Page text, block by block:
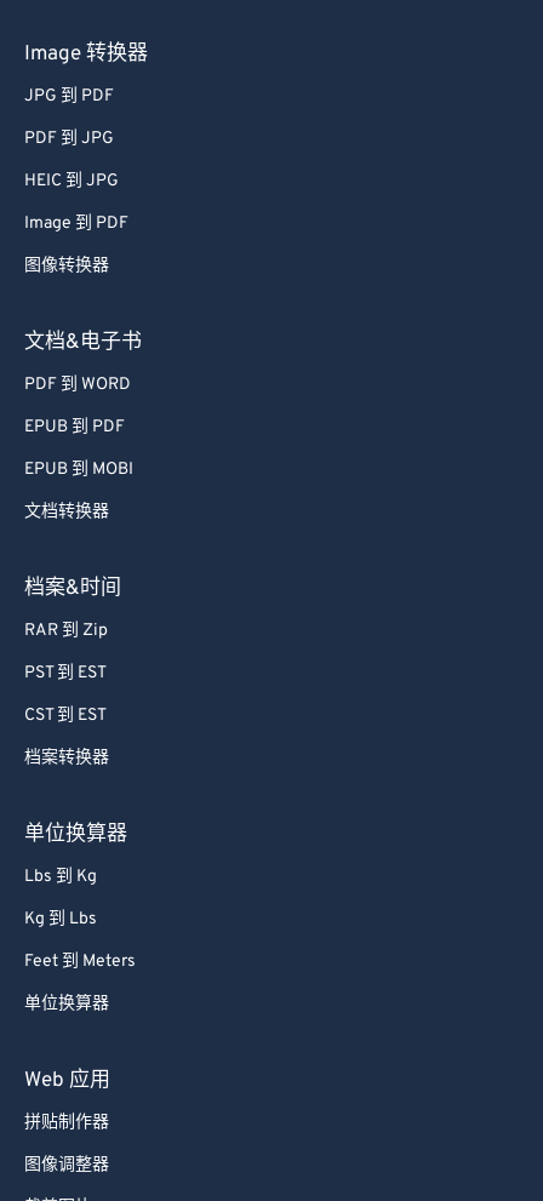
Image 转换器
JPG 到 PDF
PDF 到 JPG
HEIC 到 JPG
Image 到 PDF
图像转换器
文档&电子书
PDF 到 WORD
EPUB 到 PDF
EPUB 到 MOBI
文档转换器
档案&时间
RAR 到 Zip
PST 到 EST
CST 到 EST
档案转换器
单位换算器
Lbs 到 Kg
Kg 到 Lbs
Feet 到 Meters
单位换算器
Web 应用
拼贴制作器
图像调整器